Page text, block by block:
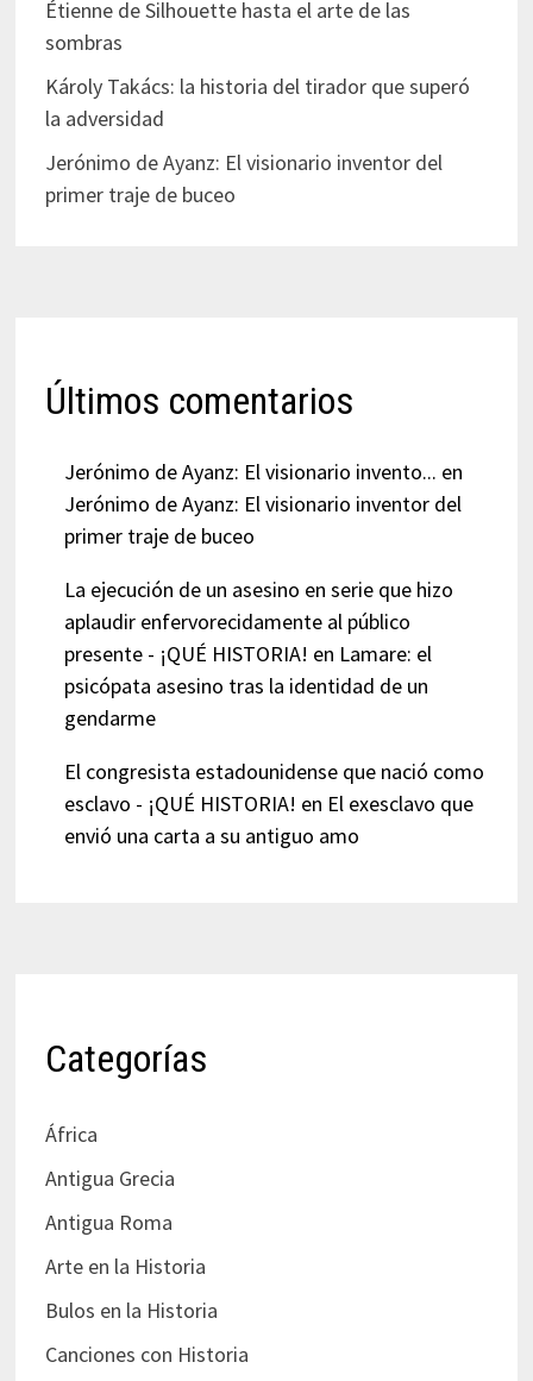
Étienne de Silhouette hasta el arte de las
sombras
Károly Takács: la historia del tirador que superó
la adversidad
Jerónimo de Ayanz: El visionario inventor del
primer traje de buceo
Últimos comentarios
Jerónimo de Ayanz: El visionario invento... en
Jerónimo de Ayanz: El visionario inventor del
primer traje de buceo
La ejecución de un asesino en serie que hizo
aplaudir enfervorecidamente al público
presente - ¡QUÉ HISTORIA! en Lamare: el
psicópata asesino tras la identidad de un
gendarme
El congresista estadounidense que nació como
esclavo - ¡QUÉ HISTORIA! en El exesclavo que
envió una carta a su antiguo amo
Categorías
África
Antigua Grecia
Antigua Roma
Arte en la Historia
Bulos en la Historia
Canciones con Historia